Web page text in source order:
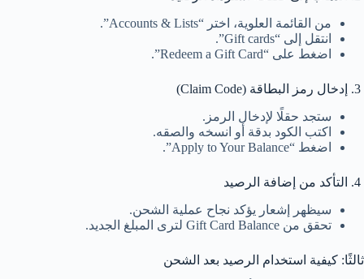
من القائمة العلوية، اختر “Accounts & Lists”.
انتقل إلى “Gift cards”.
اضغط على “Redeem a Gift Card”.
ستجد حقلًا لإدخال الرمز.
اكتب الكود بدقة أو انسخه والصقه.
اضغط “Apply to Your Balance”.
سيظهر إشعار يؤكد نجاح عملية الشحن.
تحقق من Gift Card Balance لترى المبلغ الجديد.
ثالثًا: كيفية استخدام الرصيد بعد الشحن